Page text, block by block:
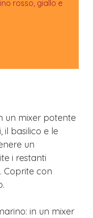
rosso, giallo e
un mixer potente
il basilico e le
un
i restanti
Coprite con
in un mixer